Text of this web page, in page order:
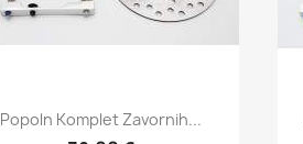
Hitri ogled
Popoln Komplet Zavornih...